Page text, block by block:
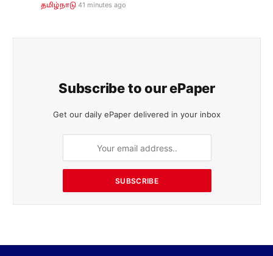
தமிழ்நாடு 41 minutes ago
Subscribe to our ePaper
Get our daily ePaper delivered in your inbox
SUBSCRIBE